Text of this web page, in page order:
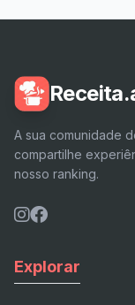
A sua comunidade
compartilhe
nosso ranking.
Explorar